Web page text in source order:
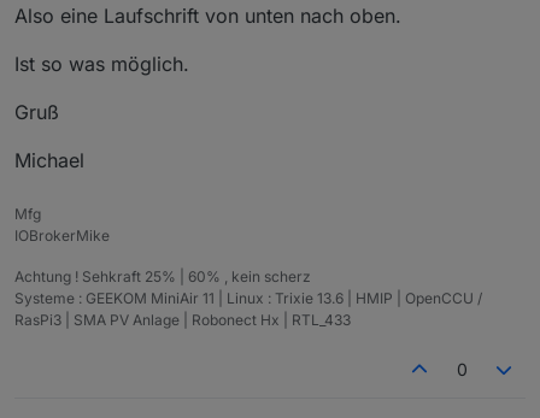
Also eine Laufschrift von unten nach oben.
Ist so was möglich.
Gruß
Michael
Mfg
IOBrokerMike
Achtung ! Sehkraft 25% | 60% , kein scherz
Systeme : GEEKOM MiniAir 11 | Linux : Trixie 13.6 | HMIP | OpenCCU /
RasPi3 | SMA PV Anlage | Robonect Hx | RTL_433
0